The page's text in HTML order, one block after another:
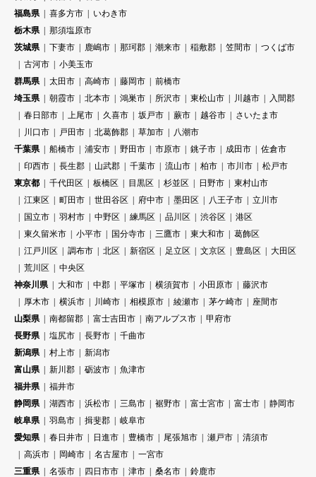
福島県
喜多方市
いわき市
栃木県
那須塩原市
茨城県
下妻市 鹿嶋市 那珂郡 潮来市 稲敷郡 笠間市
つくば市
古河市
小美玉市
群馬県
太田市 高崎市 藤岡市
前橋市
埼玉県
朝霞市 北本市 鴻巣市 所沢市 東松山市 川越市
入間郡
春日部市
上尾市 久喜市 坂戸市 蕨市 越谷市
さいたま市
川口市
戸田市 北葛飾郡 草加市
八潮市
千葉県
船橋市 浦安市 野田市 市原市 銚子市 成田市
佐倉市
印西市
長生郡 山武郡 千葉市 流山市 柏市 市川市
松戸市
東京都
千代田区 板橋区 目黒区 杉並区 日野市
東村山市
江東区
町田市 世田谷区 府中市 墨田区 八王子市
立川市
国立市
羽村市 中野区 練馬区 品川区 渋谷区
港区
東久留米市
小平市 国分寺市 三鷹市 東大和市
葛飾区
江戸川区
調布市 北区 新宿区 足立区 文京区 豊島区
大田区
荒川区
中央区
神奈川県
大和市 中郡 平塚市 横須賀市 小田原市
藤沢市
厚木市
横浜市 川崎市 相模原市 綾瀬市 茅ケ崎市
座間市
山梨県
南都留郡 富士吉田市 南アルプス市
甲府市
長野県
塩尻市 長野市
千曲市
新潟県
村上市
新潟市
富山県
新川郡 砺波市
魚津市
福井県
福井市
静岡県
湖西市 浜松市 三島市 裾野市 富士宮市 富士市
静岡市
岐阜県
羽島市 揖斐郡
岐阜市
愛知県
春日井市 日進市 豊橋市 尾張旭市 瀬戸市
清須市
高浜市
岡崎市 名古屋市
一宮市
三重県
名張市 四日市市 津市 桑名市
鈴鹿市